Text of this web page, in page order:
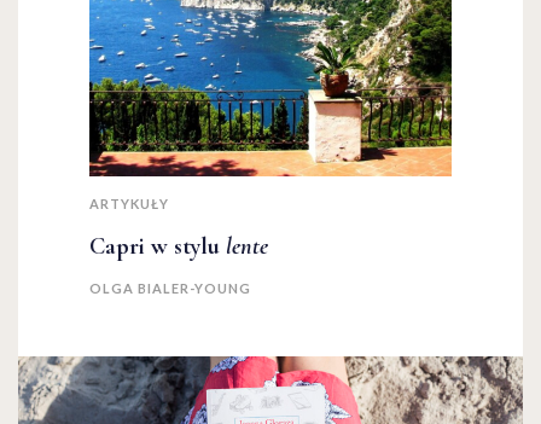
ARTYKUŁY
Capri w stylu lente
OLGA BIALER-YOUNG